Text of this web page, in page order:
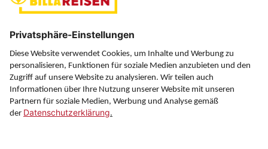
Über uns
Service
Information
Folgen Sie uns auf